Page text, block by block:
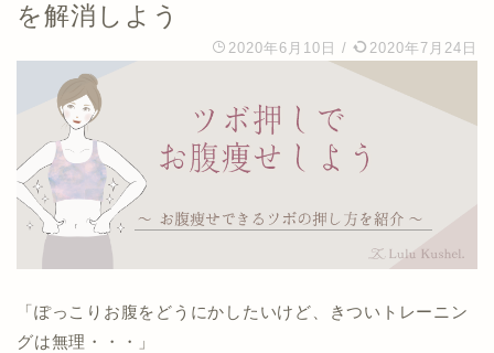
を解消しよう
2020年6月10日 / 2020年7月24日
「ぽっこりお腹をどうにかしたいけど、きついトレーニン
グは無理・・・」